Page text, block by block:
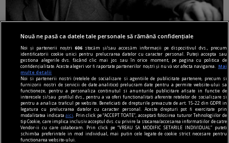
noile fanatisme
Dragă Domnule Cioran,
Pe vremuri, m-ați fi vrut arestat; acum, trebuie
să-mi acceptați o „distanță ironică de destinul
nostru”. Vai, lumea merge înainte cu „semi-
idealuri”!
Nouă ne pasă ca datele tale personale să rămână confidențiale
Noi și partenerii noștri606 stocăm și/sau accesăm informații pe dispozitivul dvs., precum
identificatorii cookie unici pentru prelucrarea datelor cu caracter personal. Puteți accepta sau
gestiona alegerile dvs. făcând clic mai jos sau în orice moment, pe pagina cu politica de
confidențialitate. Aceste alegeri vor fi raportate partenerilor noștri și nu vă vor afecta navigarea.
Mai
multe detalii
Noi si partenerii nostri (retelele de socializare si agentiile de publicitate partenere, precum si
furnizorii nostri de servicii de date analitice) prelucram date pentru a permite website-ului sa
functioneze, pentru a personaliza continutul si anunturile publicitare afisate in functie de
interesele si/sau profilul dvs., pentru a va oferi functionalitati aferente retelelor de socializare si
pentru a analiza traficul pe website. Beneficiati de drepturile prevazute de art. 15-22 din GDPR in
legatura cu prelucrarea datelor cu caracter personal. Aceste drepturi pot fi exercitate prin
modalitatea indicataaici
. Prin click pe “ACCEPT TOATE”, acceptati folosirea tuturor Tehnologiilor de
tip Cookie, care implica inclusiv acceptul dvs. cu privire la stocarea/accesarea informatiilor de catre
Vendor-ii cu care colaboram. Prin click pe “VREAU SA MODIFIC SETARILE INDIVIDUAL” puteti
schimba preferintele in mod individual, mai putin cele legate de cookie strict necesare pentru
functionarea website-ului.